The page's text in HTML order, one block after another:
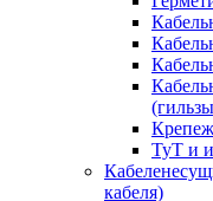
Крепеж
ТуТ и
кабеля)